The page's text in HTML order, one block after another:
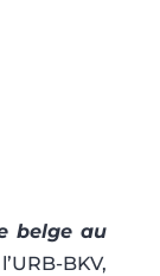
belge au
BKV,